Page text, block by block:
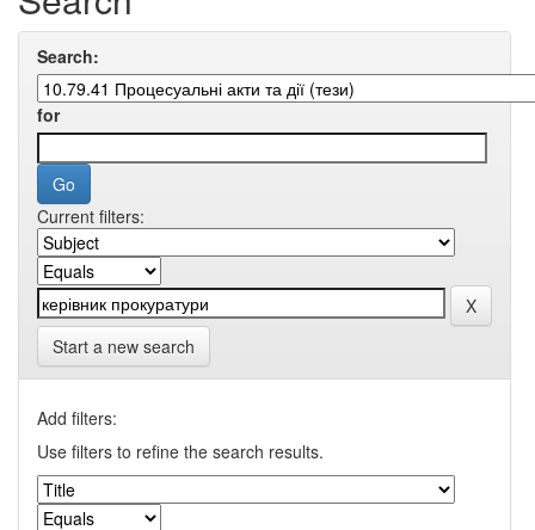
Search:
for
Current filters:
Start a new search
Add filters:
Use filters to refine the search results.